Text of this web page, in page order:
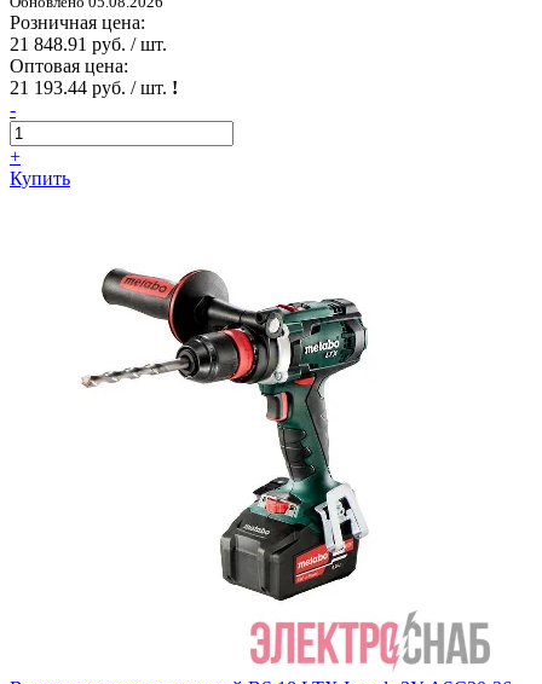
Розничная цена:
21 848.91 руб. / шт.
Оптовая цена:
21 193.44 руб. / шт. !
-
+
Купить